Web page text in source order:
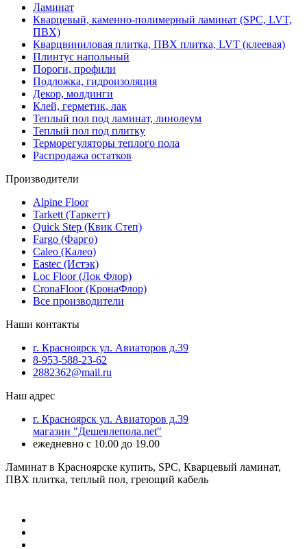
Ламинат
Кварцевый, каменно-полимерный ламинат (SPC, LVT,
ПВХ)
Кварцвиниловая плитка, ПВХ плитка, LVT (клеевая)
Плинтус напольный
Пороги, профили
Подложка, гидроизоляция
Декор, молдинги
Клей, герметик, лак
Теплый пол под ламинат, линолеум
Теплый пол под плитку
Терморегуляторы теплого пола
Распродажа остатков
Производители
Alpine Floor
Tarkett (Таркетт)
Quick Step (Квик Степ)
Fargo (Фарго)
Caleo (Калео)
Eastec (Истэк)
Loc Floor (Лок Флор)
CronaFloor (КронаФлор)
Все производители
Наши контакты
г. Красноярск ул. Авиаторов д.39
8-953-588-23-62
2882362@mail.ru
Наш адрес
г. Красноярск ул. Авиаторов д.39
магазин "Дешевлепола.net"
ежедневно с 10.00 до 19.00
Ламинат в Красноярске купить, SPC, Кварцевый ламинат,
ПВХ плитка, теплый пол, греющий кабель